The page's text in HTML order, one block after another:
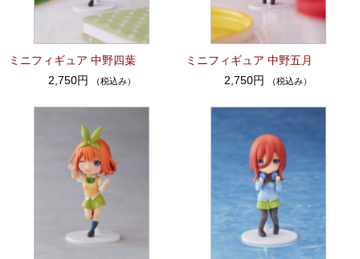
ミニフィギュア 中野四葉
2,750円
（税込み）
ミニフィギュア 中野五月
2,750円
（税込み）